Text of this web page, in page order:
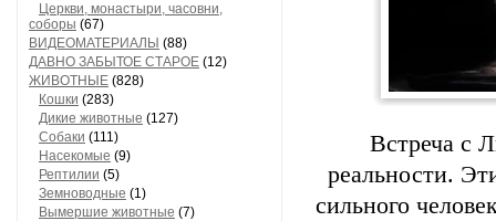
Церкви, монастыри, часовни,
соборы (67)
ВИДЕОМАТЕРИАЛЫ (88)
ДАВНО ЗАБЫТОЕ СТАРОЕ (12)
ЖИВОТНЫЕ (828)
Кошки (283)
Дикие животные (127)
Собаки (111)
Насекомые (9)
Рептилии (5)
Земноводные (1)
Вымершие животные (7)
Встреча с
реальности.
сильного